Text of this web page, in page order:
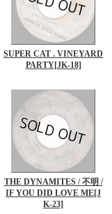
SUPER CAT . VINEYARD
PARTY[JK-18]
THE DYNAMITES / 不明 /
IF YOU DID LOVE ME[J
K-23]